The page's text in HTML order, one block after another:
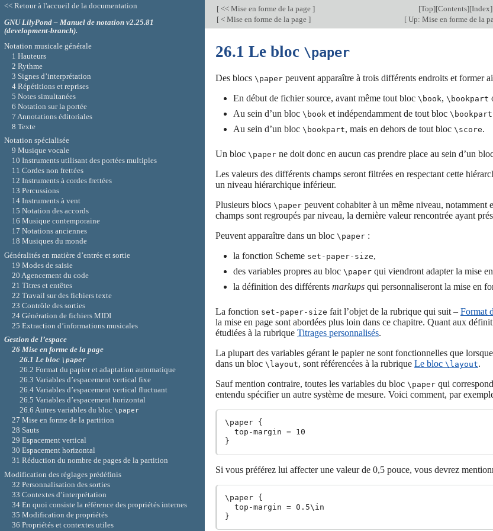
[ << Mise en forme de la page ] [Top][Contents][Index]
[ < Mise en forme de la page ] [ Up: Mise en forme de la
26.1 Le bloc \paper
Des blocs \paper peuvent apparaître à trois différents endroits et former
En début de fichier source, avant même tout bloc \book, \bookpart
Au sein d’un bloc \book et indépendamment de tout bloc \bookpart
Au sein d’un bloc \bookpart, mais en dehors de tout bloc \score.
Un bloc \paper ne doit donc en aucun cas prendre place au sein d’un
Les valeurs des différents champs seront filtrées en respectant cette
un niveau hiérarchique inférieur.
Plusieurs blocs \paper peuvent cohabiter à un même niveau, notamment
champs sont regroupés par niveau, la dernière valeur rencontrée ayant
Peuvent apparaître dans un bloc \paper :
la fonction Scheme set-paper-size,
des variables propres au bloc \paper qui viendront adapter la mise
la définition des différents markups qui personnaliseront la mise en
La fonction set-paper-size fait l’objet de la rubrique qui suit – Format
la mise en page sont abordées plus loin dans ce chapitre. Quant aux
étudiées à la rubrique Titrages personnalisés.
La plupart des variables gérant le papier ne sont fonctionnelles que
dans un bloc \layout, sont référencées à la rubrique Le bloc \layout.
Sauf mention contraire, toutes les variables du bloc \paper qui
entendu spécifier un autre système de mesure. Voici comment, par
\paper {
  top-margin = 10
Si vous préférez lui affecter une valeur de 0,5 pouce, vous devrez
\paper {
  top-margin = 0.5\in
<< Retour à l'accueil de la documentation
GNU LilyPond – Manuel de notation v2.25.81
(development-branch).
Notation musicale générale
1 Hauteurs
2 Rythme
3 Signes d’interprétation
4 Répétitions et reprises
5 Notes simultanées
6 Notation sur la portée
7 Annotations éditoriales
8 Texte
Notation spécialisée
9 Musique vocale
10 Instruments utilisant des portées multiples
11 Cordes non frettées
12 Instruments à cordes frettées
13 Percussions
14 Instruments à vent
15 Notation des accords
16 Musique contemporaine
17 Notations anciennes
18 Musiques du monde
Généralités en matière d’entrée et sortie
19 Modes de saisie
20 Agencement du code
21 Titres et entêtes
22 Travail sur des fichiers texte
23 Contrôle des sorties
24 Génération de fichiers MIDI
25 Extraction d’informations musicales
Gestion de l’espace
26 Mise en forme de la page
26.1 Le bloc \paper
26.2 Format du papier et adaptation automatique
26.3 Variables d’espacement vertical fixe
26.4 Variables d’espacement vertical fluctuant
26.5 Variables d’espacement horizontal
26.6 Autres variables du bloc\paper
27 Mise en forme de la partition
28 Sauts
29 Espacement vertical
30 Espacement horizontal
31 Réduction du nombre de pages de la partition
Modification des réglages prédéfinis
32 Personnalisation des sorties
33 Contextes d’interprétation
34 En quoi consiste la référence des propriétés internes
35 Modification de propriétés
36 Propriétés et contextes utiles